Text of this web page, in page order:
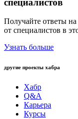
Получайте ответы
от специалистов в
Узнать больше
другие проекты хабра
Хабр
Q&A
Карьера
Курсы